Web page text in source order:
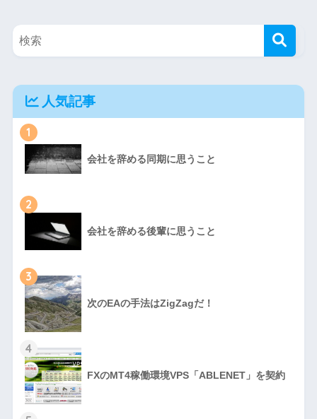
人気記事
1
会社を辞める同期に思うこと
2
会社を辞める後輩に思うこと
3
次のEAの手法はZigZagだ！
4
FXのMT4稼働環境VPS「ABLENET」を契約